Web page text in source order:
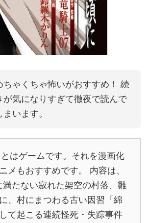
ちゃくちゃ怖いがおすすめ！ 続
が気になりすぎて徹夜で読んで
まいます。
はゲームです。それを漫画化
メもおすすめです。 内容は、
満たない寂れた架空の村落、雛
、村にまつわる古い因習「綿
て起こる連続怪死・失踪事件